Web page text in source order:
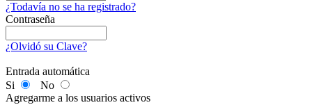
¿Todavía no se ha registrado?
Contraseña
¿Olvidó su Clave?
Entrada automática
Si
No
Agregarme a los usuarios activos